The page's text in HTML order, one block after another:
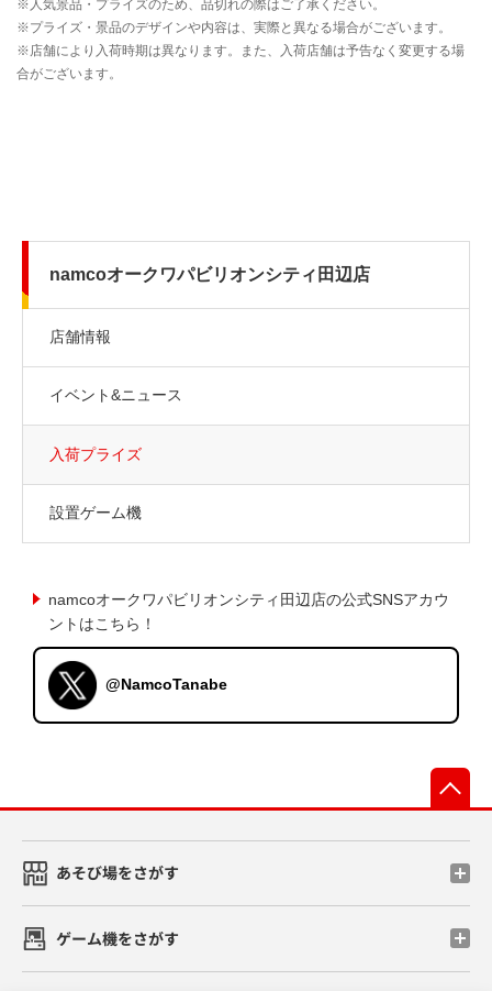
namcoオークワパビリオンシティ田辺店
店舗情報
イベント&ニュース
入荷プライズ
設置ゲーム機
namcoオークワパビリオンシティ田辺店の公式SNSアカウ
ントはこちら！
@NamcoTanabe
あそび場をさがす
ゲーム機をさがす